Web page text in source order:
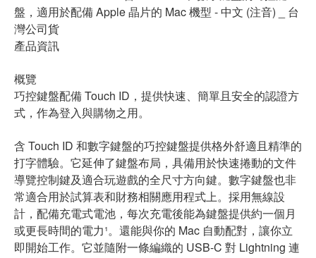
盤，適用於配備 Apple 晶片的 Mac 機型 - 中文 (注音) _ 台
灣公司貨
產品資訊
概覽
巧控鍵盤配備 Touch ID，提供快速、簡單且安全的認證方
式，作為登入與購物之用。
含 Touch ID 和數字鍵盤的巧控鍵盤提供格外舒適且精準的
打字體驗。它延伸了鍵盤布局，具備用於快速捲動的文件
導覽控制鍵及適合玩遊戲的全尺寸方向鍵。數字鍵盤也非
常適合用於試算表和財務相關應用程式上。採用無線設
計，配備充電式電池，每次充電後能為鍵盤提供約一個月
或更長時間的電力¹。還能與你的 Mac 自動配對，讓你立
即開始工作。它並隨附一條編織的 USB-C 對 Lightning 連